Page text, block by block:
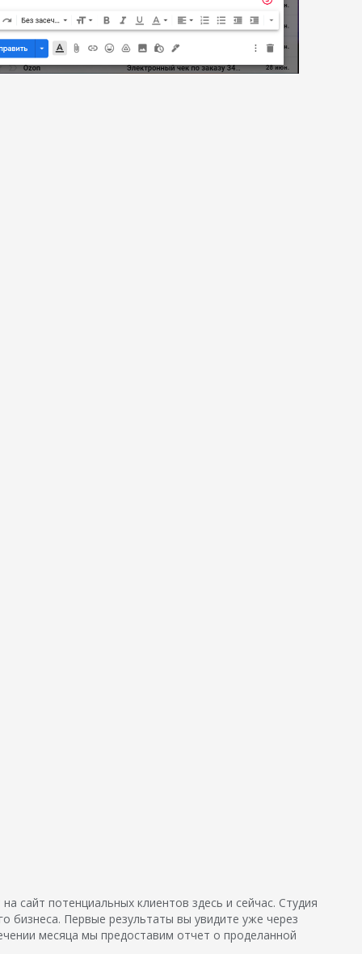
сайт потенциальных клиентов здесь и сейчас. Студия
бизнеса. Первые результаты вы увидите уже через
месяца мы предоставим отчет о проделанной